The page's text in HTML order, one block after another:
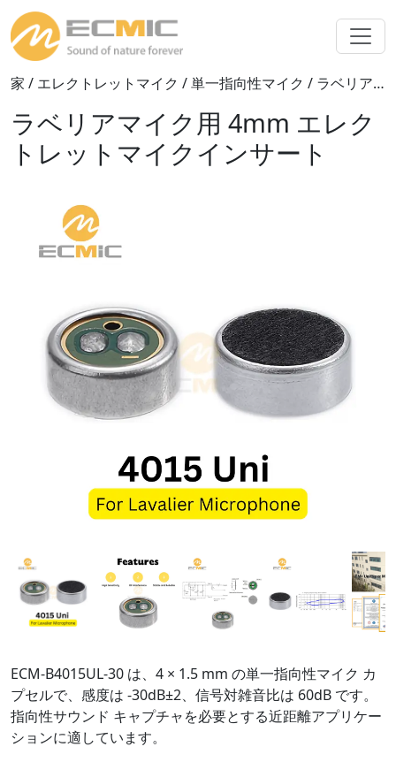
家 / エレクトレットマイク /単一指向性マイク / ラベリアマイク用 4mm エレクトレットマイクインサート
ラベリアマイク用 4mm エレク
トレットマイクインサート
ECM-B4015UL-30 は、4 × 1.5 mm の単一指向性マイク カ
プセルで、感度は -30dB±2、信号対雑音比は 60dB です。
指向性サウンド キャプチャを必要とする近距離アプリケー
ションに適しています。